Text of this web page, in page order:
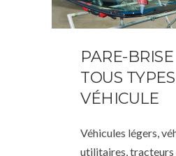
PARE-
TOUS
VÉHICULE
Véhicules légers,
utilitaires, tracteurs